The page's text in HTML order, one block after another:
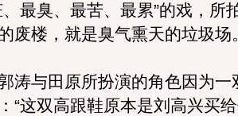
最臭、最苦、最累”的戏，所
废楼，就是臭气熏天的垃圾场
与田原所扮演的角色因为一
“这双高跟鞋原本是刘高兴买